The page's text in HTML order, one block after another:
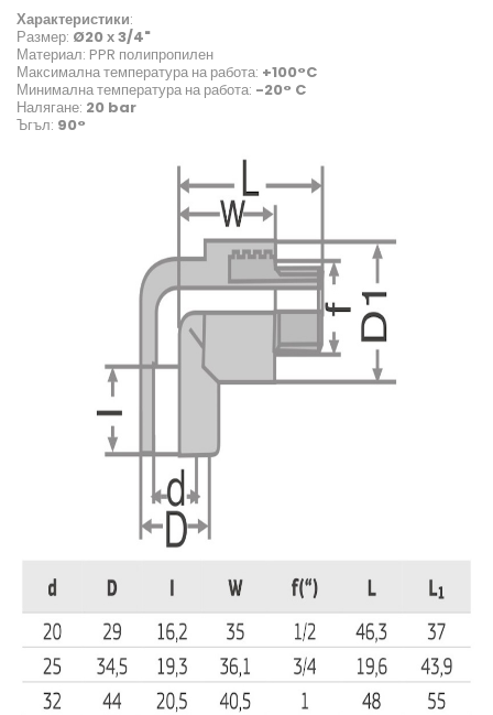
Характеристики:
Размер: Ø20 х 3/4"
Материал: PPR полипропилен
Максимална температура на работа: +100°C
Минимална температура на работа: -20° C
Налягане: 20 bar
Ъгъл: 90°